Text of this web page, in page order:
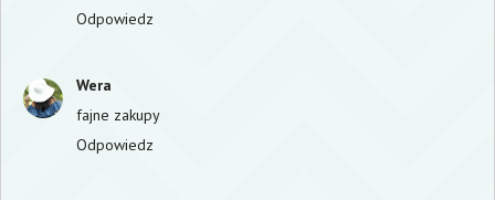
Odpowiedz
Wera
fajne zakupy
Odpowiedz